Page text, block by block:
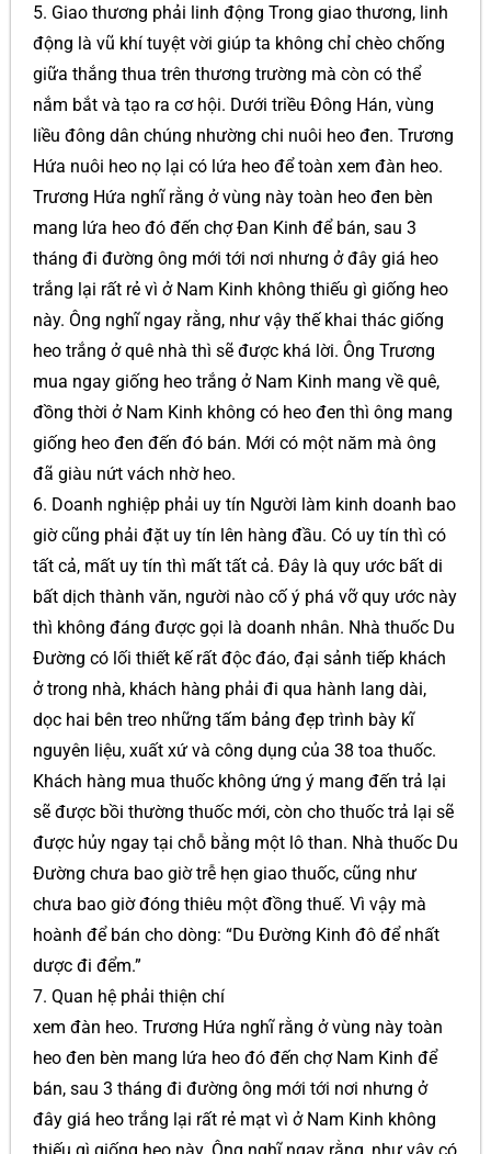
5. Giao thương phải linh động Trong giao thương, linh
động là vũ khí tuyệt vời giúp ta không chỉ chèo chống
giữa thắng thua trên thương trường mà còn có thể
nắm bắt và tạo ra cơ hội. Dưới triều Đông Hán, vùng
liều đông dân chúng nhường chi nuôi heo đen. Trương
Hứa nuôi heo nọ lại có lứa heo để toàn xem đàn heo.
Trương Hứa nghĩ rằng ở vùng này toàn heo đen bèn
mang lứa heo đó đến chợ Đan Kinh để bán, sau 3
tháng đi đường ông mới tới nơi nhưng ở đây giá heo
trắng lại rất rẻ vì ở Nam Kinh không thiếu gì giống heo
này. Ông nghĩ ngay rằng, như vậy thế khai thác giống
heo trắng ở quê nhà thì sẽ được khá lời. Ông Trương
mua ngay giống heo trắng ở Nam Kinh mang về quê,
đồng thời ở Nam Kinh không có heo đen thì ông mang
giống heo đen đến đó bán. Mới có một năm mà ông
đã giàu nứt vách nhờ heo.
6. Doanh nghiệp phải uy tín Người làm kinh doanh bao
giờ cũng phải đặt uy tín lên hàng đầu. Có uy tín thì có
tất cả, mất uy tín thì mất tất cả. Đây là quy ước bất di
bất dịch thành văn, người nào cố ý phá vỡ quy ước này
thì không đáng được gọi là doanh nhân. Nhà thuốc Du
Đường có lối thiết kế rất độc đáo, đại sảnh tiếp khách
ở trong nhà, khách hàng phải đi qua hành lang dài,
dọc hai bên treo những tấm bảng đẹp trình bày kĩ
nguyên liệu, xuất xứ và công dụng của 38 toa thuốc.
Khách hàng mua thuốc không ứng ý mang đến trả lại
sẽ được bồi thường thuốc mới, còn cho thuốc trả lại sẽ
được hủy ngay tại chỗ bằng một lô than. Nhà thuốc Du
Đường chưa bao giờ trễ hẹn giao thuốc, cũng như
chưa bao giờ đóng thiêu một đồng thuế. Vì vậy mà
hoành để bán cho dòng: “Du Đường Kinh đô để nhất
dược đi đểm.”
7. Quan hệ phải thiện chí
xem đàn heo. Trương Hứa nghĩ rằng ở vùng này toàn
heo đen bèn mang lứa heo đó đến chợ Nam Kinh để
bán, sau 3 tháng đi đường ông mới tới nơi nhưng ở
đây giá heo trắng lại rất rẻ mạt vì ở Nam Kinh không